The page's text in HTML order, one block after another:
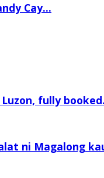
Cay...
fully
ni Magalong